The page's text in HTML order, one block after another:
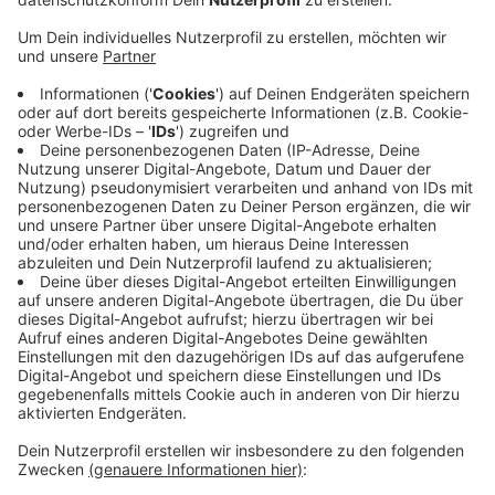
Anzeige
Die Gewerkschaft will mit den Streiks den Druck auf
die Arbeitgeber erhöhen, die auch in der zweiten Tarif-
Verhandlungsrunde kein Angebot vorgelegt hatten. Am
Dienstag gab es die ersten Klinkstreiks in Düsseldorf,
gestern war Köln dran. Neben Bonn sollen heute auch
die Beschäftigten der Kliniken in Münster und Essen
mitmachen. Es gebe aber Nofallvereinbarungen, um
den Betrieb aufrecht zu erhalten, heißt es. Die nächste
Tarifverhandlungsrunde startet in einem Monat, am 7.
Dezember.
Anzeige